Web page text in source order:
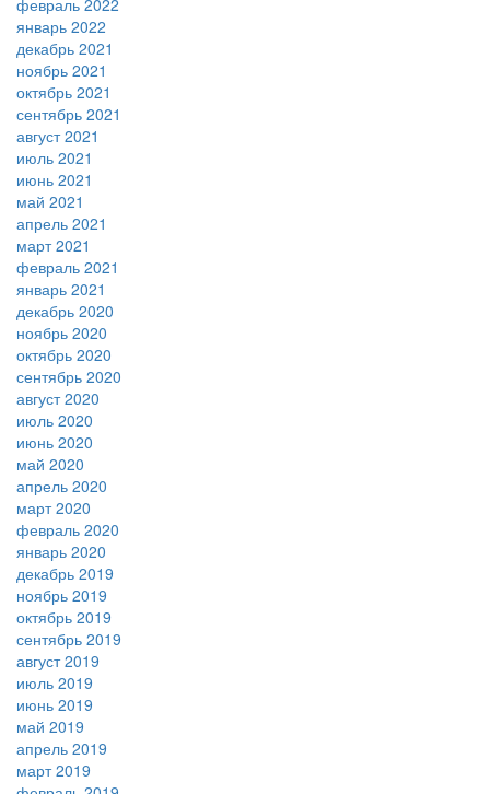
февраль 2022
январь 2022
декабрь 2021
ноябрь 2021
октябрь 2021
сентябрь 2021
август 2021
июль 2021
июнь 2021
май 2021
апрель 2021
март 2021
февраль 2021
январь 2021
декабрь 2020
ноябрь 2020
октябрь 2020
сентябрь 2020
август 2020
июль 2020
июнь 2020
май 2020
апрель 2020
март 2020
февраль 2020
январь 2020
декабрь 2019
ноябрь 2019
октябрь 2019
сентябрь 2019
август 2019
июль 2019
июнь 2019
май 2019
апрель 2019
март 2019